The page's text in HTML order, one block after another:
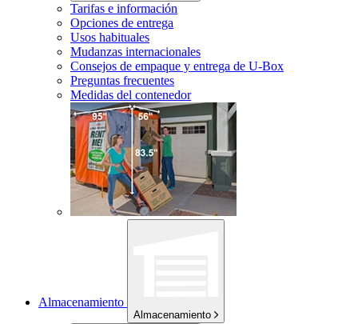
Tarifas e información
Opciones de entrega
Usos habituales
Mudanzas internacionales
Consejos de empaque y entrega de U-Box
Preguntas frecuentes
Medidas del contenedor
Almacenamiento
Almacenamiento